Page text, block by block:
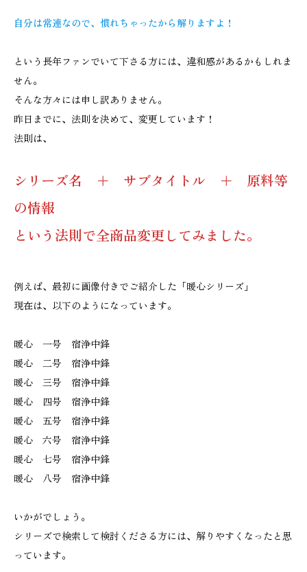
自分は常連なので、慣れちゃったから解りますよ！
という長年ファンでいて下さる方には、違和感があるかもしれま
せん。
そんな方々には申し訳ありません。
昨日までに、法則を決めて、変更しています！
法則は、
シリーズ名 ＋ サブタイトル ＋ 原料等
の情報
という法則で全商品変更してみました。
例えば、最初に画像付きでご紹介した「暖心シリーズ」
現在は、以下のようになっています。
暖心 一号 宿浄中鋒
暖心 二号 宿浄中鋒
暖心 三号 宿浄中鋒
暖心 四号 宿浄中鋒
暖心 五号 宿浄中鋒
暖心 六号 宿浄中鋒
暖心 七号 宿浄中鋒
暖心 八号 宿浄中鋒
いかがでしょう。
シリーズで検索して検討くださる方には、解りやすくなったと思
っています。